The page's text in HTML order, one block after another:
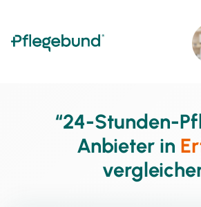
“24-Stunden-
Anbieter in